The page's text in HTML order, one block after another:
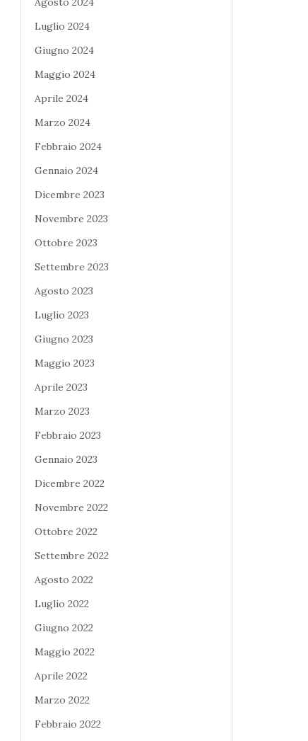
Luglio 2024
Giugno 2024
Maggio 2024
Aprile 2024
Marzo 2024
Febbraio 2024
Gennaio 2024
Dicembre 2023
Novembre 2023
Ottobre 2023
Settembre 2023
Agosto 2023
Luglio 2023
Giugno 2023
Maggio 2023
Aprile 2023
Marzo 2023
Febbraio 2023
Gennaio 2023
Dicembre 2022
Novembre 2022
Ottobre 2022
Settembre 2022
Agosto 2022
Luglio 2022
Giugno 2022
Maggio 2022
Aprile 2022
Marzo 2022
Febbraio 2022